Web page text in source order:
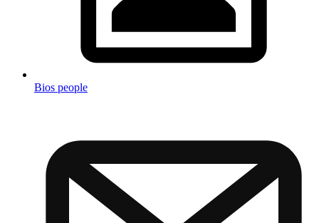
Bios people